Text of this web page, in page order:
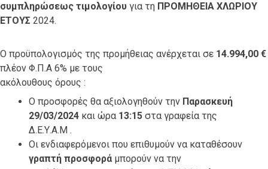
συμπληρώσεως τιμολογίου για τη ΠΡΟΜΗΘΕΙΑ ΧΛΩΡΙΟΥ
ΕΤΟΥΣ 2024.
Ο προϋπολογισμός της προμήθειας ανέρχεται σε 14.994,00 €
πλέον Φ.Π.Α 6% με τους
ακόλουθους όρους :
Ο προσφορές θα αξιολογηθούν την Παρασκευή
29/03/2024 και ώρα 13:15 στα γραφεία της
Δ.Ε.Υ.Α.Μ .
Οι ενδιαφερόμενοι που επιθυμούν να καταθέσουν
γραπτή προσφορά μπορούν να την